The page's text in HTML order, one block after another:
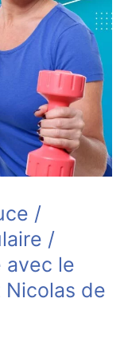
/
/
avec le
Nicolas de